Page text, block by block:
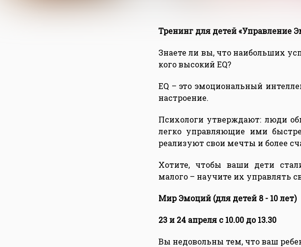
Тренинг для детей «Управление
Знаете ли вы, что наибольших
кого высокий EQ?
EQ – это эмоциональный
настроение.
Психологи утверждают: люди
легко управляющие ими
реализуют свои мечты и более
Хотите, чтобы ваши дети
малого – научите их
Мир Эмоций (для детей 8 - 10 лет)
23 и 24 апреля с 10.00 до 13.30
Вы недовольны тем, что ваш